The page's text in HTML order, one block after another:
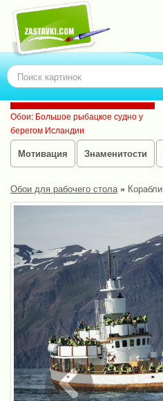
Обои: Большое рыбацкое судно у
берегом Исландии
Мотивация Знаменитости
Обои для рабочего стола» Корабли